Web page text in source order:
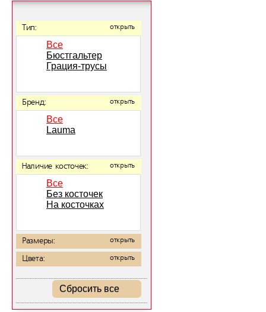
Тип: открыть
Все
Бюстгальтер
Грация-трусы
Бренд: открыть
Все
Lauma
Наличие косточек: открыть
Все
Без косточек
На косточках
Размеры: открыть
Цвета: открыть
Сбросить все